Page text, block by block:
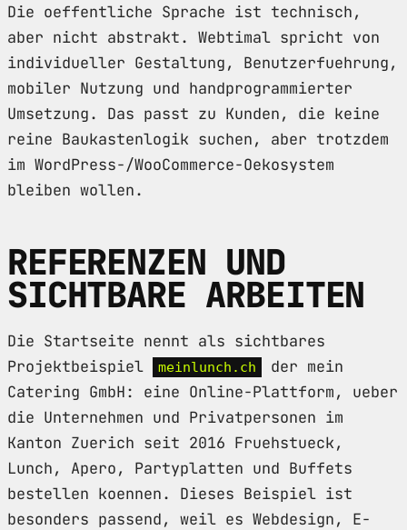
Die oeffentliche Sprache ist technisch,
aber nicht abstrakt. Webtimal spricht von
individueller Gestaltung, Benutzerfuehrung,
mobiler Nutzung und handprogrammierter
Umsetzung. Das passt zu Kunden, die keine
reine Baukastenlogik suchen, aber trotzdem
im WordPress-/WooCommerce-Oekosystem
bleiben wollen.
REFERENZEN UND
SICHTBARE ARBEITEN
Die Startseite nennt als sichtbares
Projektbeispiel
meinlunch.ch
der mein
Catering GmbH: eine Online-Plattform, ueber
die Unternehmen und Privatpersonen im
Kanton Zuerich seit 2016 Fruehstueck,
Lunch, Apero, Partyplatten und Buffets
bestellen koennen. Dieses Beispiel ist
besonders passend, weil es Webdesign, E-